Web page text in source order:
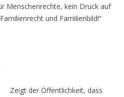
Menschenrechte, kein Druck auf
und Familienbild!“
Zeigt der Öffentlichkeit, dass